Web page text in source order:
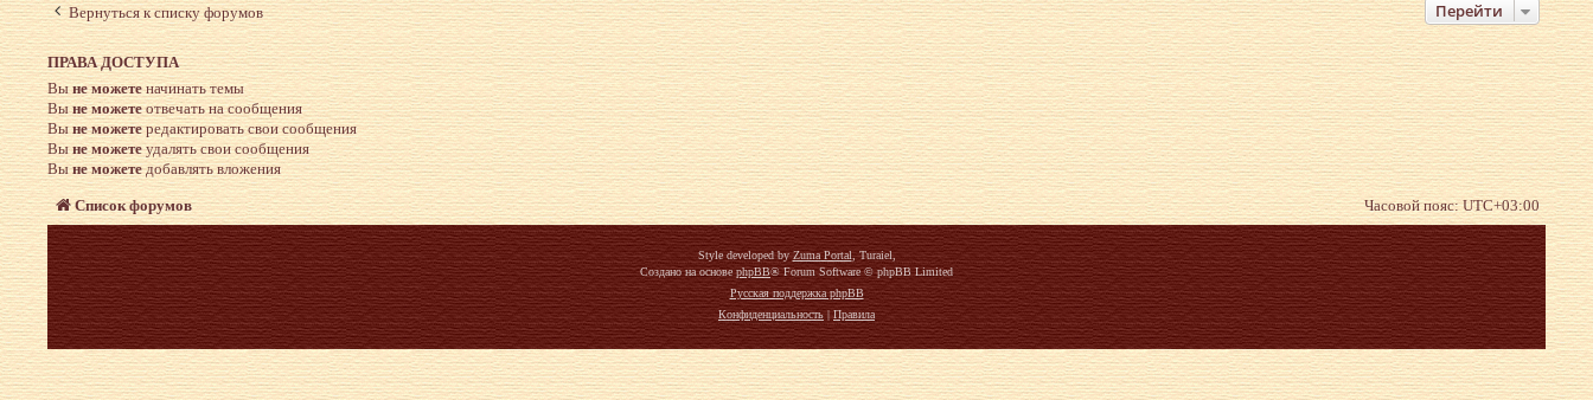
Вернуться к списку форумов Перейти
ПРАВА ДОСТУПА
Выне можетеначинать темы
Выне можетеотвечать на сообщения
Выне можетередактировать свои сообщения
Выне можетеудалять свои сообщения
Выне можетедобавлять вложения
Список форумов Часовой пояс:UTC+03:00
Style developed byZuma Portal, Turaiel,
Создано на основе phpBB® Forum Software © phpBB Limited
Русская поддержка phpBB
Конфиденциальность| Правила